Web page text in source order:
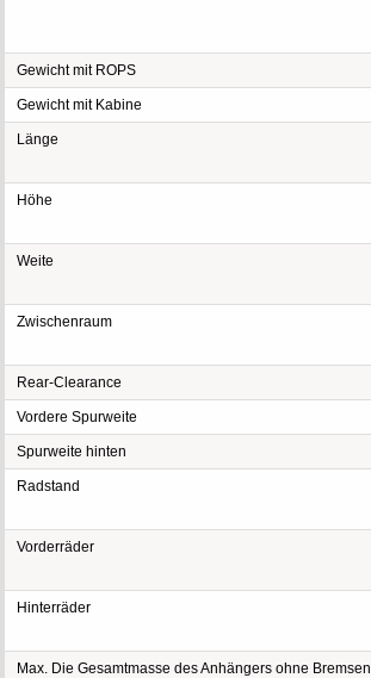
Gewicht mit ROPS
Gewicht mit Kabine
Länge
Höhe
Weite
Zwischenraum
Rear-Clearance
Vordere Spurweite
Spurweite hinten
Radstand
Vorderräder
Hinterräder
Max. Die Gesamtmasse des Anhängers ohne Bremsen